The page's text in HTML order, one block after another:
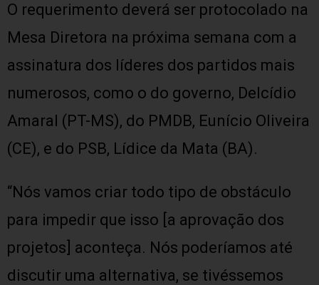
O requerimento deverá ser protocolado na
Mesa Diretora na próxima semana com a
assinatura dos líderes dos partidos mais
numerosos, como o do governo, Delcídio
Amaral (PT-MS), do PMDB, Eunício Oliveira
(CE), e do PSB, Lídice da Mata (BA).
“Nós vamos criar todo tipo de obstáculo
para impedir que isso [a aprovação dos
projetos] aconteça. Nós poderíamos até
discutir uma alternativa, se tivéssemos